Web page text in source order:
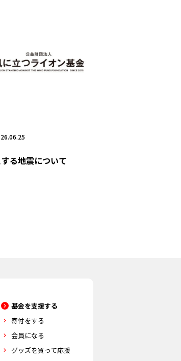
る地震について
基金を支援する
寄付をする
会員になる
グッズを買って応援